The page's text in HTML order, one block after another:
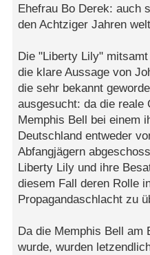
Ehefrau Bo Derek: auch
den Achtziger Jahren
Die "Liberty Lily"
die klare Aussage von
die sehr bekannt
ausgesucht: da die reale
Memphis Bell bei einem
Deutschland entweder
Abfangjägern
Liberty Lily und ihre
diesem Fall deren Rolle
Propagandaschlacht zu
Da die Memphis Bell am
wurde, wurden